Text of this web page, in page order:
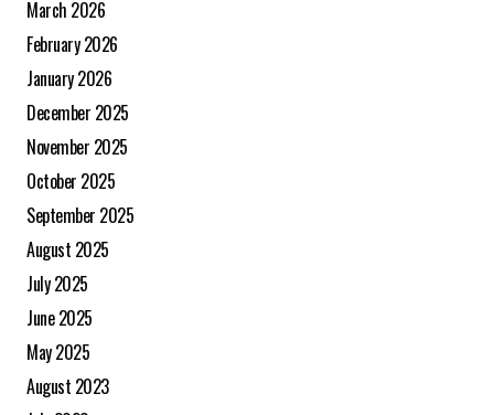
March 2026
February 2026
January 2026
December 2025
November 2025
October 2025
September 2025
August 2025
July 2025
June 2025
May 2025
August 2023